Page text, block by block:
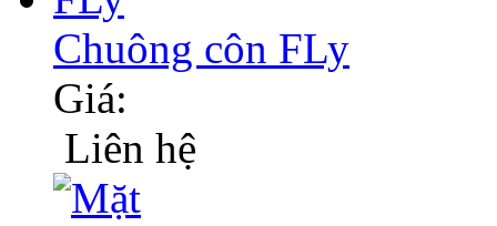
Chuông côn FLy
Giá:
Liên hệ